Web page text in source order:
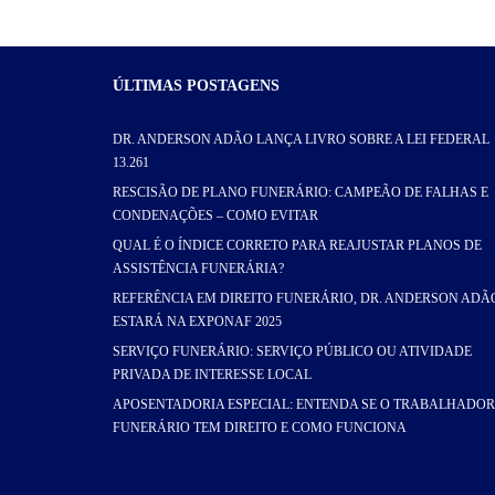
ÚLTIMAS POSTAGENS
DR. ANDERSON ADÃO LANÇA LIVRO SOBRE A LEI FEDERAL
13.261
RESCISÃO DE PLANO FUNERÁRIO: CAMPEÃO DE FALHAS E
CONDENAÇÕES – COMO EVITAR
QUAL É O ÍNDICE CORRETO PARA REAJUSTAR PLANOS DE
ASSISTÊNCIA FUNERÁRIA?
REFERÊNCIA EM DIREITO FUNERÁRIO, DR. ANDERSON
ESTARÁ NA EXPONAF 2025
SERVIÇO FUNERÁRIO: SERVIÇO PÚBLICO OU ATIVIDADE
PRIVADA DE INTERESSE LOCAL
APOSENTADORIA ESPECIAL: ENTENDA SE O TRABALHADOR
FUNERÁRIO TEM DIREITO E COMO FUNCIONA